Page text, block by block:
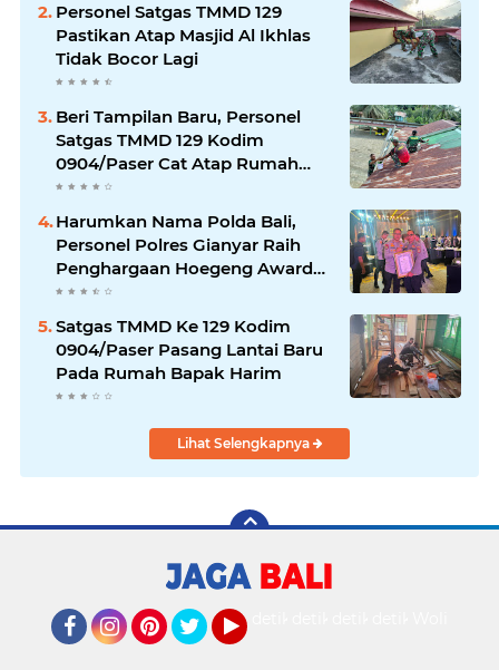
Personel Satgas TMMD 129
Pastikan Atap Masjid Al Ikhlas
Tidak Bocor Lagi
Beri Tampilan Baru, Personel
Satgas TMMD 129 Kodim
0904/Paser Cat Atap Rumah
Marbot
Harumkan Nama Polda Bali,
Personel Polres Gianyar Raih
Penghargaan Hoegeng Awards
2026
Satgas TMMD Ke 129 Kodim
0904/Paser Pasang Lantai Baru
Pada Rumah Bapak Harim
Lihat Selengkapnya